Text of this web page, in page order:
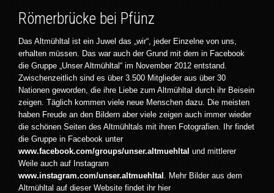
Römerbrücke bei Pfünz
Das Altmühltal ist ein Juwel das „wir“, jeder Einzelne von uns,
erhalten müssen. Das war auch der Grund mit dem in Facebook
die Gruppe „Unser Altmühltal“ im November 2012 entstand.
Zwischenzeitlich sind es über 3.500 Mitglieder aus über 30
Nationen geworden, die ihre Liebe zum Altmühltal durch ihr Beisein
zeigen. Täglich kommen viele neue Menschen dazu. Die meisten
haben Freude an den Bildern aber viele zeigen auch immer wieder
die schönen Seiten des Altmühltals mit ihren Fotografien. Ihr findet
die Gruppe in Facebook unter
www.facebook.com/groups/unser.altmuehltal und mittlerer
Weile auch auf Instagram
www.instagram.com/unser.altmuehltal
. Mehr Bilder aus dem
Altmühltal auf dieser Website findet ihr hier